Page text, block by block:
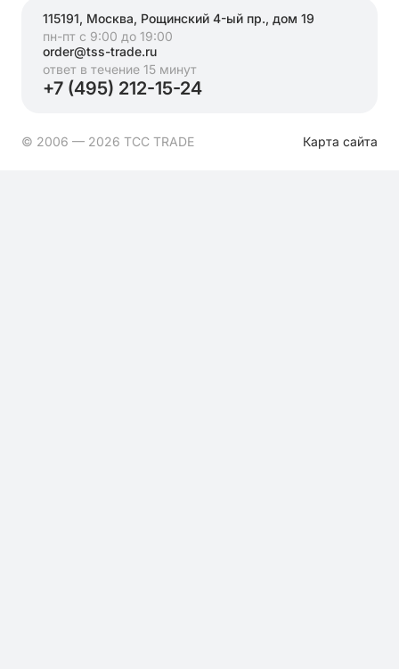
115191, Москва, Рощинский 4-ый пр., дом 19
пн-пт с 9:00 до 19:00
order@tss-trade.ru
ответ в течение 15 минут
+7 (495) 212-15-24
© 2006 — 2026 ТСС TRADE Карта сайта